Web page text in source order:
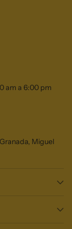
am a 6:00 pm
Miguel